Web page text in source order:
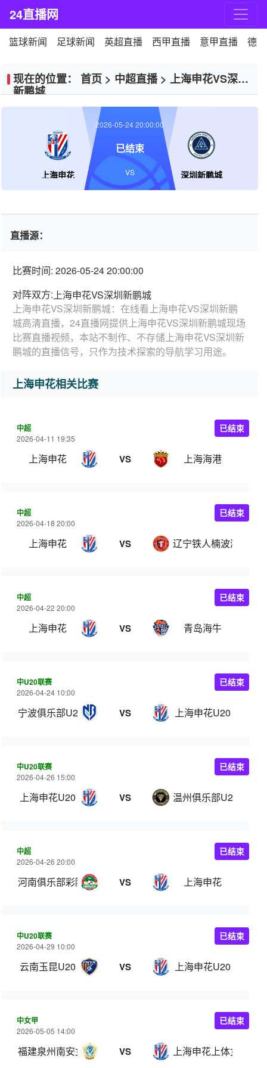
24直播网
篮球新闻 足球新闻 英超直播 西甲直播 意甲直播 德
现在的位置： 首页 > 中超直播> 上海申花VS深圳
新鹏城
上海申花 深圳新鹏城
2026-05-24 20:00:00
已结束
VS
直播源：
比赛时间: 2026-05-24 20:00:00
对阵双方: 上海申花VS深圳新鹏城
上海申花VS深圳新鹏城：在线看上海申花VS深圳新鹏
城高清直播，24直播网提供上海申花VS深圳新鹏城现场
比赛直播视频，本站不制作、不存储上海申花VS深圳新
鹏城的直播信号，只作为技术探索的导航学习用途。
上海申花相关比赛
中超
2026-04-11 19:35
上海申花 VS 上海海港
已结束
中超
2026-04-18 20:00
上海申花 VS 辽宁铁人楠波湾
已结束
中超
2026-04-22 20:00
上海申花 VS 青岛海牛
已结束
中U20联赛
2026-04-24 10:00
宁波俱乐部U20 VS 上海申花U20
已结束
中U20联赛
2026-04-26 15:00
上海申花U20 VS 温州俱乐部U20
已结束
中超
2026-04-26 20:00
河南俱乐部彩陶坊 VS 上海申花
已结束
中U20联赛
2026-04-29 10:00
云南玉昆U20 VS 上海申花U20
已结束
中女甲
2026-05-05 14:00
福建泉州南安女足 VS 上海申花上体女足
已结束